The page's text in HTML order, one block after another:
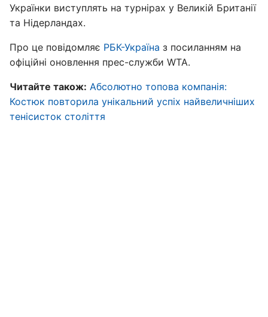
Українки виступлять на турнірах у Великій Британії
та Нідерландах.
Про це повідомляє РБК-Україна з посиланням на
офіційні оновлення прес-служби WTA.
Читайте також: Абсолютно топова компанія:
Костюк повторила унікальний успіх найвеличніших
тенісисток століття